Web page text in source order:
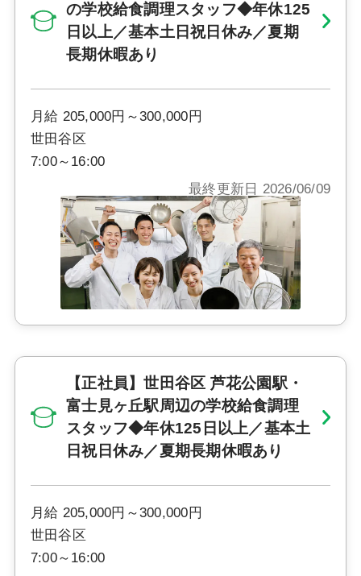
の学校給食調理スタッフ◆年休125
日以上／基本土日祝日休み／夏期
長期休暇あり
月給 205,000円～300,000円
世田谷区
7:00～16:00
最終更新日 2026/06/09
【正社員】世田谷区 芦花公園駅・
富士見ヶ丘駅周辺の学校給食調理
スタッフ◆年休125日以上／基本土
日祝日休み／夏期長期休暇あり
月給 205,000円～300,000円
世田谷区
7:00～16:00